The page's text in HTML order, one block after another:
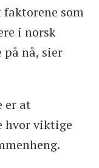
faktorene som
i norsk
nå, sier
er at
hvor viktige